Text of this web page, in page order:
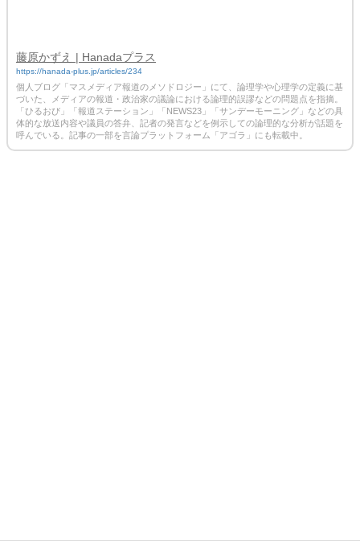
藤原かずえ | Hanadaプラス
https://hanada-plus.jp/articles/234
個人ブログ「マスメディア報道のメソドロジー」にて、論理学や心理学の定義に基
づいた、メディアの報道・政治家の議論における論理的誤謬などの問題点を指摘。
「ひるおび」「報道ステーション」「NEWS23」「サンデーモーニング」などの具
体的な放送内容や議員の答弁、記者の発言などを例示しての論理的な分析が話題を
呼んでいる。記事の一部を言論プラットフォーム「アゴラ」にも転載中。